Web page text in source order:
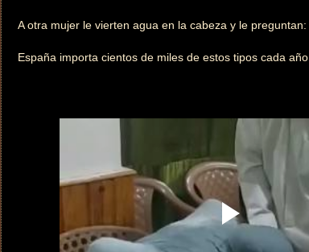
A otra mujer le vierten agua en la cabeza y le
España importa cientos de miles de estos tipos cada año.